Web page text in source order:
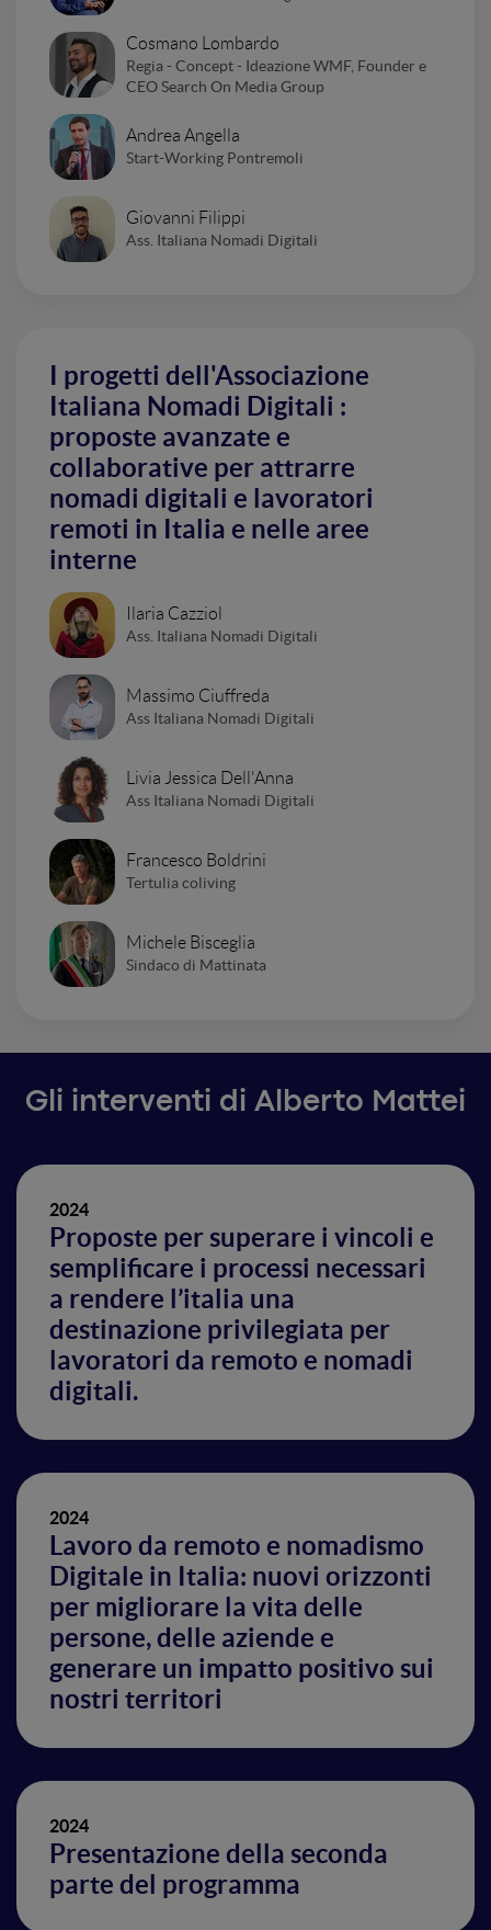
Cosmano Lombardo
Regia - Concept - Ideazione WMF, Founder e
CEO Search On Media Group
Andrea Angella
Start-Working Pontremoli
Giovanni Filippi
Ass. Italiana Nomadi Digitali
I progetti dell'Associazione
Italiana Nomadi Digitali :
proposte avanzate e
collaborative per attrarre
nomadi digitali e lavoratori
remoti in Italia e nelle aree
interne
Ilaria Cazziol
Ass. Italiana Nomadi Digitali
Massimo Ciuffreda
Ass Italiana Nomadi Digitali
Livia Jessica Dell'Anna
Ass Italiana Nomadi Digitali
Francesco Boldrini
Tertulia coliving
Michele Bisceglia
Sindaco di Mattinata
Gli interventi di Alberto Mattei
2024
Proposte per superare i vincoli e
semplificare i processi necessari
a rendere l’italia una
destinazione privilegiata per
lavoratori da remoto e nomadi
digitali.
2024
Lavoro da remoto e nomadismo
Digitale in Italia: nuovi orizzonti
per migliorare la vita delle
persone, delle aziende e
generare un impatto positivo sui
nostri territori
2024
Presentazione della seconda
parte del programma